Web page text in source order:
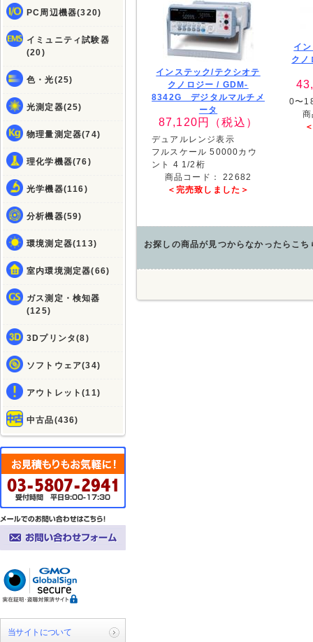
PC周辺機器(320)
イミュニティ試験器
(20)
色・光(25)
光測定器(25)
物理量測定器(74)
理化学機器(76)
光学機器(116)
分析機器(59)
環境測定器(113)
室内環境測定器(66)
ガス測定・検知器
(125)
3Dプリンタ(8)
ソフトウェア(34)
アウトレット(11)
中古品(436)
当サイトについて
インステック/テクシオテ
クノロジー / GDM-
8342G デジタルマルチメ
ータ
87,120円（税込）
デュアルレンジ表示
フルスケール 50000カウ
ント 4 1/2桁
商品コード：22682
＜完売致しました＞
イ
ク
0〜
お探しの商品が見つからなかったらこち